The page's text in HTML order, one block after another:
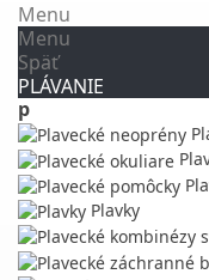
Menu
Menu
Späť
PLÁVANIE
p
Plavky